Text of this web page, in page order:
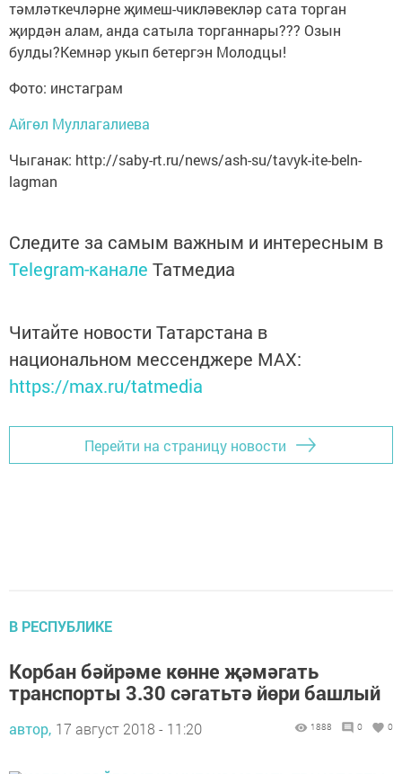
тәмләткечләрне җимеш-чикләвекләр сата торган
җирдән алам, анда сатыла торганнары??? Озын
булды?Кемнәр укып бетергэн Молодцы!
Фото: инстаграм
Айгөл Муллагалиева
Чыганак: http://saby-rt.ru/news/ash-su/tavyk-ite-beln-
lagman
Следите за самым важным и интересным в
Telegram-канале Татмедиа
Читайте новости Татарстана в
национальном мессенджере MАХ:
https://max.ru/tatmedia
Перейти на страницу новости
В РЕСПУБЛИКЕ
Корбан бәйрәме көнне җәмәгать
транспорты 3.30 сәгатьтә йөри башлый
автор, 17 август 2018 - 11:20 1888 0 0